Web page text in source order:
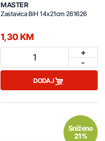
MASTER
Zastavica BiH 14x21cm 261626
1,30 KM
1
+
-
DODAJ
Sniženo
21%